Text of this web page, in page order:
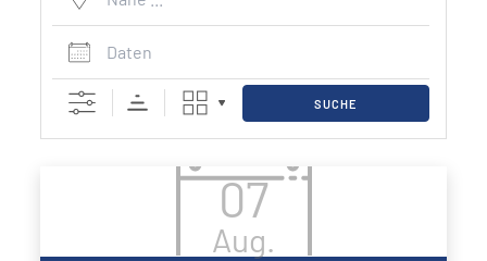
Daten
SUCHE
07
Aug.